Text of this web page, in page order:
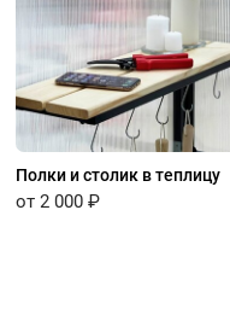
Полки и столик в теплицу
от 2 000 ₽